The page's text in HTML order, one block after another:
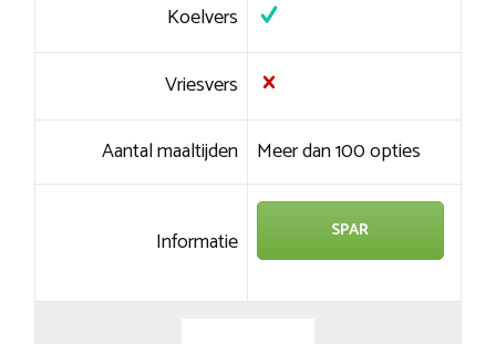
Koelvers
Vriesvers
Aantal maaltijden Meer dan 100 opties
Informatie SPAR